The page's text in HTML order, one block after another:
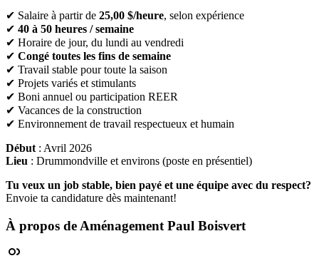
✔ Salaire à partir de 25,00 $/heure, selon expérience
✔ 40 à 50 heures / semaine
✔ Horaire de jour, du lundi au vendredi
✔ Congé toutes les fins de semaine
✔ Travail stable pour toute la saison
✔ Projets variés et stimulants
✔ Boni annuel ou participation REER
✔ Vacances de la construction
✔ Environnement de travail respectueux et humain
Début : Avril 2026
Lieu : Drummondville et environs (poste en présentiel)
Tu veux un job stable, bien payé et une équipe avec du respect?
Envoie ta candidature dès maintenant!
À propos de Aménagement Paul Boisvert